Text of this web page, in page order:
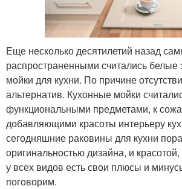
Еще несколько десятилетий назад
распространенными считались
мойки для кухни. По причине
альтернатив. Кухонные мойки
функциональными предметами, к
добавляющими красоты интерьеру
сегодняшние раковины для кухни
оригинальностью дизайна, и
у всех видов есть свои плюсы и
поговорим.